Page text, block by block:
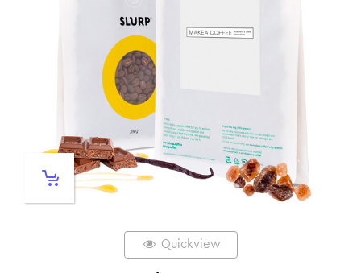
Quickview